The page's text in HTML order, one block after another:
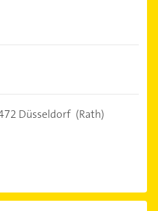
Düsseldorf (Rath)